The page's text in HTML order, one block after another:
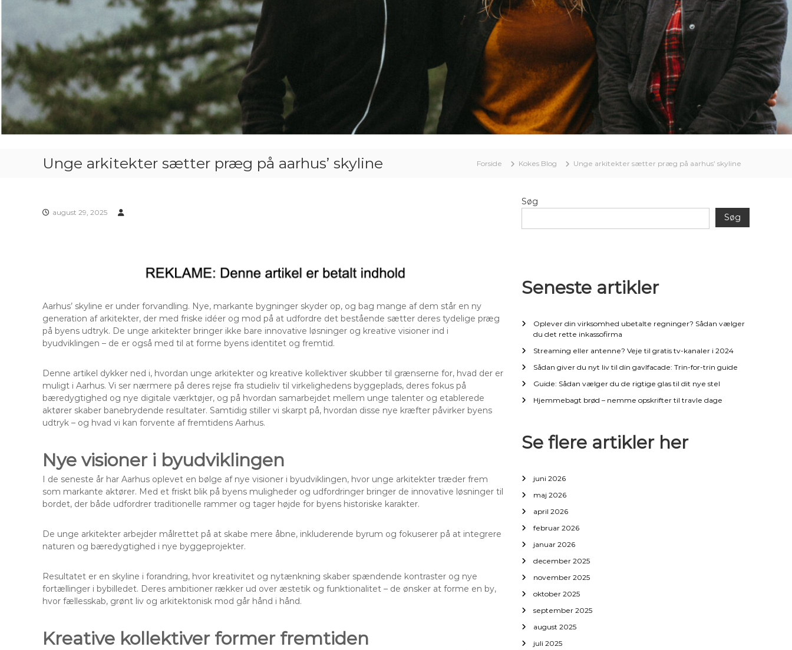
Unge arkitekter sætter præg på aarhus’ skyline Forside Kokes Blog Unge arkitekter sætter præg på aarhus’ skyline
august 29, 2025
Aarhus’ skyline er under forvandling. Nye, markante bygninger skyder op, og bag mange af dem står en ny
generation af arkitekter, der med friske idéer og mod på at udfordre det bestående sætter deres tydelige præg
på byens udtryk. De unge arkitekter bringer ikke bare innovative løsninger og kreative visioner ind i
byudviklingen – de er også med til at forme byens identitet og fremtid.
Denne artikel dykker ned i, hvordan unge arkitekter og kreative kollektiver skubber til grænserne for, hvad der er
muligt i Aarhus. Vi ser nærmere på deres rejse fra studieliv til virkelighedens byggeplads, deres fokus på
bæredygtighed og nye digitale værktøjer, og på hvordan samarbejdet mellem unge talenter og etablerede
aktører skaber banebrydende resultater. Samtidig stiller vi skarpt på, hvordan disse nye kræfter påvirker byens
udtryk – og hvad vi kan forvente af fremtidens Aarhus.
Nye visioner i byudviklingen
I de seneste år har Aarhus oplevet en bølge af nye visioner i byudviklingen, hvor unge arkitekter træder frem
som markante aktører. Med et friskt blik på byens muligheder og udfordringer bringer de innovative løsninger til
bordet, der både udfordrer traditionelle rammer og tager højde for byens historiske karakter.
De unge arkitekter arbejder målrettet på at skabe mere åbne, inkluderende byrum og fokuserer på at integrere
naturen og bæredygtighed i nye byggeprojekter.
Resultatet er en skyline i forandring, hvor kreativitet og nytænkning skaber spændende kontraster og nye
fortællinger i bybilledet. Deres ambitioner rækker ud over æstetik og funktionalitet – de ønsker at forme en by,
hvor fællesskab, grønt liv og arkitektonisk mod går hånd i hånd.
Kreative kollektiver former fremtiden
Søg
Søg
Seneste artikler
Oplever din virksomhed ubetalte regninger? Sådan vælger
du det rette inkassofirma
Streaming eller antenne? Veje til gratis tv-kanaler i 2024
Sådan giver du nyt liv til din gavlfacade: Trin-for-trin guide
Guide: Sådan vælger du de rigtige glas til dit nye stel
Hjemmebagt brød – nemme opskrifter til travle dage
Se flere artikler her
juni 2026
maj 2026
april 2026
februar 2026
januar 2026
december 2025
november 2025
oktober 2025
september 2025
august 2025
juli 2025